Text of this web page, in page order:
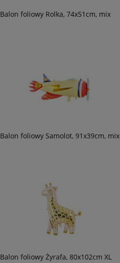
Balon foliowy Rolka, 74x51cm, mix
Balon foliowy Samolot, 91x39cm, mix
Balon foliowy Żyrafa, 80x102cm XL